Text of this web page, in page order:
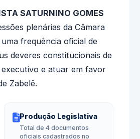
SATURNINO GOMES
plenárias da Câmara
frequência oficial de
deveres constitucionais de
e atuar em favor
Zabelê.
Produção Legislativa
Total de 4 documentos
oficiais cadastrados no